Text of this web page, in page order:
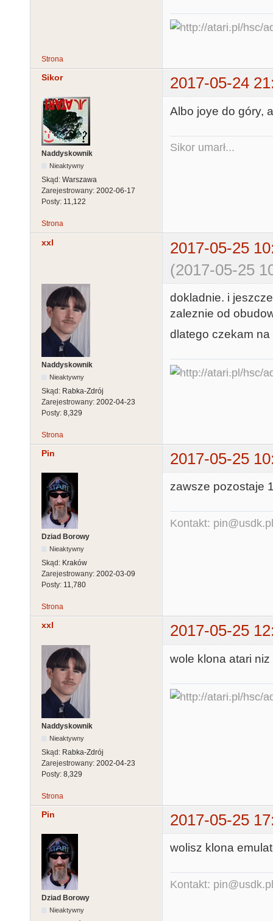
Strona
Sikor 2017-05-24
Naddyskownik
Nieaktywny
Skąd: Warszawa
Zarejestrowany: 2002-06-17
Posty: 11,122
Albo joye do góry,
Sikor umarł...
Strona
xxl
2017-05-25
(2017-05-25
Naddyskownik
Nieaktywny
Skąd: Rabka-Zdrój
Zarejestrowany: 2002-04-23
Posty: 8,329
dokladnie. i
zaleznie od
dlatego czekam
Strona
Pin 2017-05-25
Dziad Borowy
Nieaktywny
Skąd: Kraków
Zarejestrowany: 2002-03-09
Posty: 11,780
zawsze pozostaje
Kontakt: pin@usdk.pl
Strona
xxl 2017-05-25
Naddyskownik
Nieaktywny
Skąd: Rabka-Zdrój
Zarejestrowany: 2002-04-23
Posty: 8,329
wole klona atari
Strona
Pin 2017-05-25
Dziad Borowy
Nieaktywny
wolisz klona
Kontakt: pin@usdk.pl